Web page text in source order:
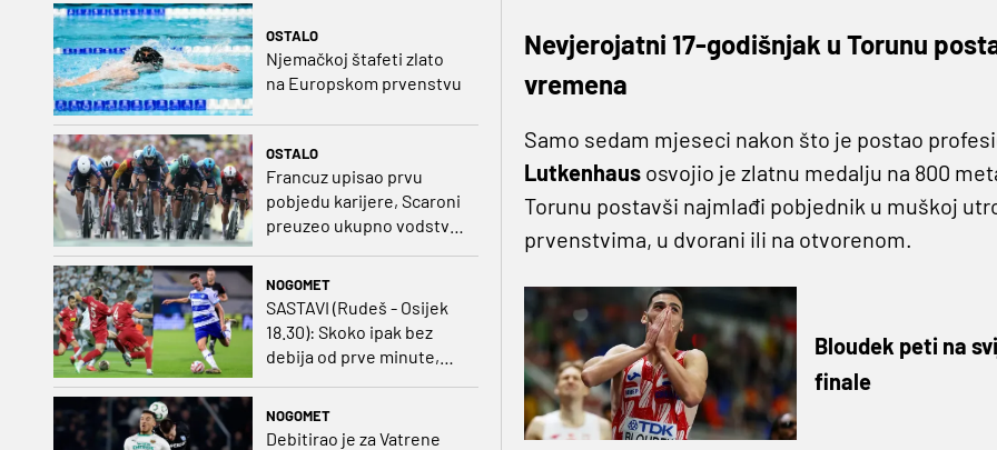
OSTALO
Njemačkoj štafeti zlato
na Europskom prvenstvu
OSTALO
Francuz upisao prvu
pobjedu karijere, Scaroni
preuzeo ukupno vodstvo
NOGOMET
SASTAVI (Rudeš - Osijek
18.30): Skoko ipak bez
debija od prve minute,
prvo kolo
NOGOMET
Debitirao je za Vatrene
Nevjerojatni 17-godišnjak u Torunu
vremena
Samo sedam mjeseci nakon što je postao
Lutkenhausosvojio je zlatnu medalju na 800
Torunu postavši najmlađi pobjednik u muškoj
prvenstvima, u dvorani ili na otvorenom.
Bloudek peti na
finale